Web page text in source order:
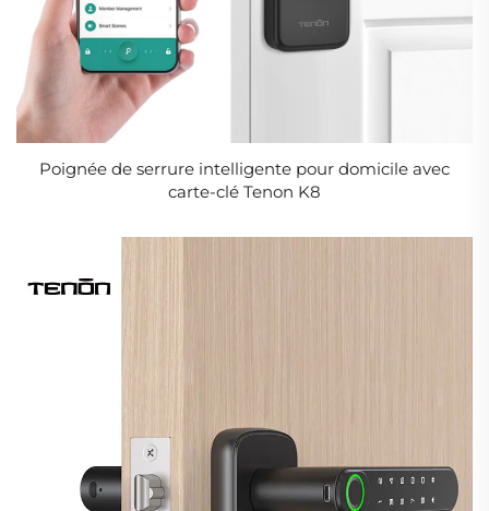
Poignée de serrure intelligente pour domicile avec
carte-clé Tenon K8